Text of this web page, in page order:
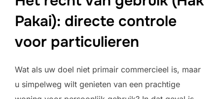
Pakai): directe controle
voor particulieren
Wat als uw doel niet primair commercieel is, maar
u simpelweg wilt genieten van een prachtige